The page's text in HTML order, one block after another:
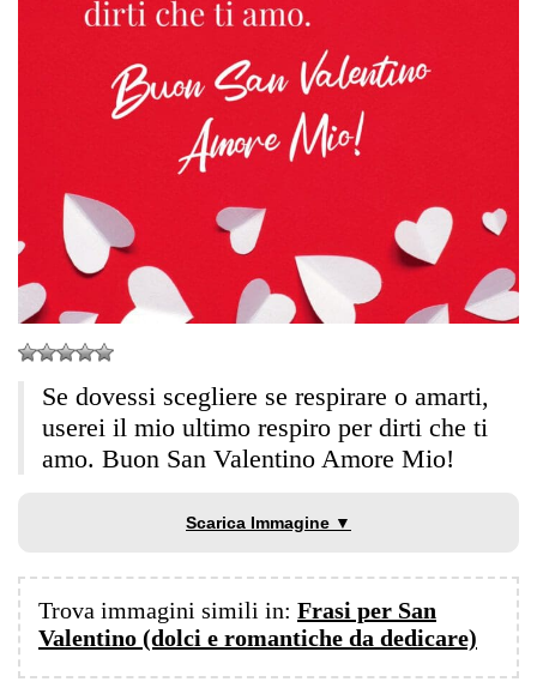
Se dovessi scegliere se respirare o amarti,
userei il mio ultimo respiro per dirti che ti
amo. Buon San Valentino Amore Mio!
Scarica Immagine ▼
Trova immagini simili in: Frasi per San
Valentino (dolci e romantiche da dedicare)